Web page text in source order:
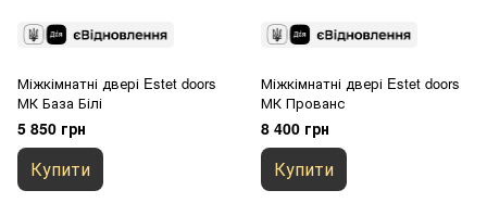
Міжкімнатні двері Estet doors
МК База Білі
5 850 грн
Купити
Міжкімнатні двері Estet doors
МК Прованс
8 400 грн
Купити